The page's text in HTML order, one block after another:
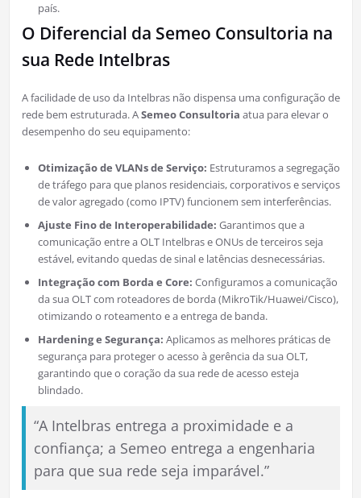
país.
O Diferencial da Semeo Consultoria na
sua Rede Intelbras
A facilidade de uso da Intelbras não dispensa uma configuração de
rede bem estruturada. ASemeo Consultoria atua para elevar o
desempenho do seu equipamento:
Otimização de VLANs de Serviço: Estruturamos a segregação
de tráfego para que planos residenciais, corporativos e serviços
de valor agregado (como IPTV) funcionem sem interferências.
Ajuste Fino de Interoperabilidade: Garantimos que a
comunicação entre a OLT Intelbras e ONUs de terceiros seja
estável, evitando quedas de sinal e latências desnecessárias.
Integração com Borda e Core: Configuramos a comunicação
da sua OLT com roteadores de borda (MikroTik/Huawei/Cisco),
otimizando o roteamento e a entrega de banda.
Hardening e Segurança: Aplicamos as melhores práticas de
segurança para proteger o acesso à gerência da sua OLT,
garantindo que o coração da sua rede de acesso esteja
blindado.
“A Intelbras entrega a proximidade e a
confiança; a Semeo entrega a engenharia
para que sua rede seja imparável.”